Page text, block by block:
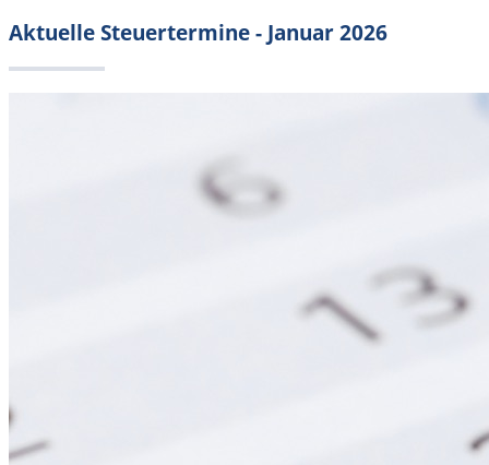
Aktuelle Steuertermine - Januar 2026